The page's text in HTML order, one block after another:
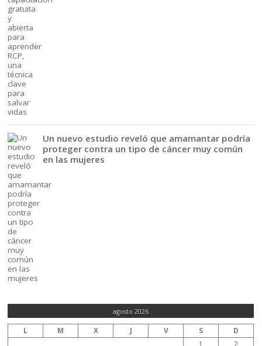
Un nuevo estudio reveló que amamantar podría
proteger contra un tipo de cáncer muy común
en las mujeres
agosto 2026
L M X J V S
D